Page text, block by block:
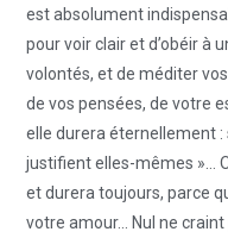
est absolument
pour voir clair et d’obéir à
volontés, et de méditer
de vos pensées, de votre
elle durera éternellement :
justifient elles-mêmes »…
et durera toujours, parce
votre amour… Nul ne